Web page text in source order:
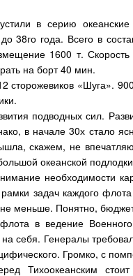
в серию
38го года. Всего в
1600 т.
на борт 40 мин.
сторожевиков «Шуга».
подводных сил.
в начале 30х стало
скажем, не
океанской
необходимости
задач каждого
меньше. Понятно,
в ведение
себя. Генералы
Громко, с
Тихоокеанским